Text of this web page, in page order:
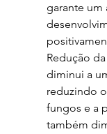
garante um
Redução
diminui a
reduzindo
fungos e a
também